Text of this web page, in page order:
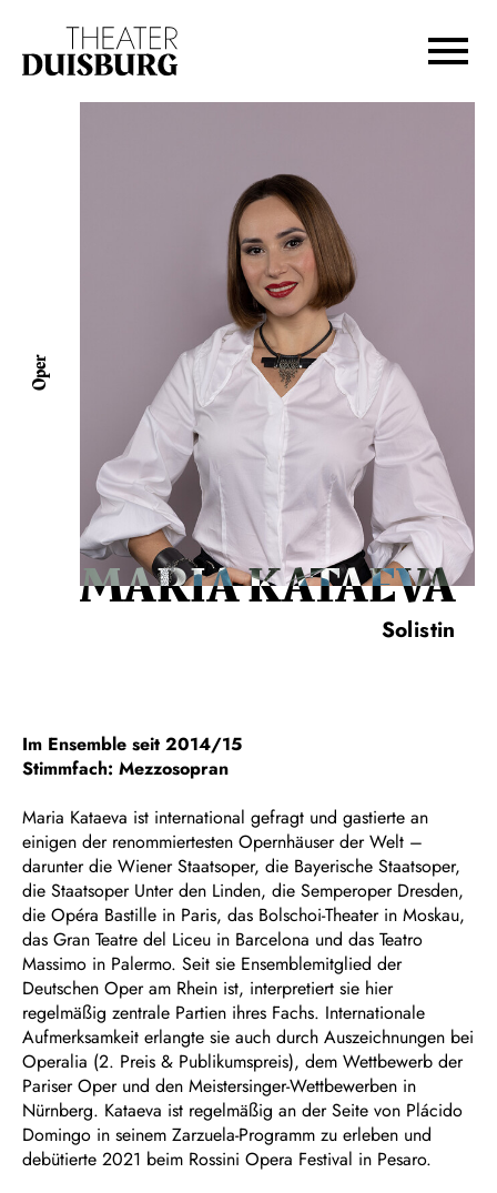
Zur Hauptnavigation springen
Zum Footer springen
Oper
MARIA KATAEVA
Solistin
Im Ensemble seit 2014/15
Stimmfach: Mezzosopran
Maria Kataeva ist international gefragt und gastierte an
einigen der renommiertesten Opernhäuser der Welt –
darunter die Wiener Staatsoper, die Bayerische Staatsoper,
die Staatsoper Unter den Linden, die Semperoper Dresden,
die Opéra Bastille in Paris, das Bolschoi-Theater in Moskau,
das Gran Teatre del Liceu in Barcelona und das Teatro
Massimo in Palermo. Seit sie Ensemblemitglied der
Deutschen Oper am Rhein ist, interpretiert sie hier
regelmäßig zentrale Partien ihres Fachs. Internationale
Aufmerksamkeit erlangte sie auch durch Auszeichnungen bei
Operalia (2. Preis & Publikumspreis), dem Wettbewerb der
Pariser Oper und den Meistersinger-Wettbewerben in
Nürnberg. Kataeva ist regelmäßig an der Seite von Plácido
Domingo in seinem Zarzuela-Programm zu erleben und
debütierte 2021 beim Rossini Opera Festival in Pesaro.